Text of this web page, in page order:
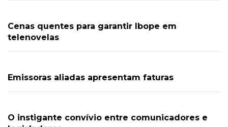
Cenas quentes para garantir Ibope em
telenovelas
Emissoras aliadas apresentam faturas
O instigante convívio entre comunicadores e